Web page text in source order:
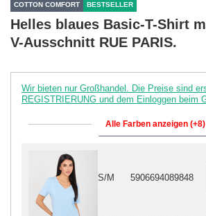
COTTON COMFORT BESTSELLER
Helles blaues Basic-T-Shirt
V-Ausschnitt RUE PARIS.
Wir bieten nur Großhandel. Die Preise sind
REGISTRIERUNG und dem Einloggen beim
Alle Farben anzeigen (+8)
S/M 5906694089848